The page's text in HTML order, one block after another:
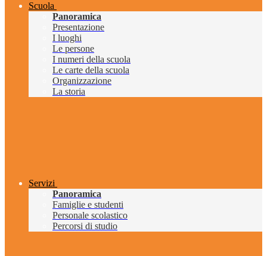
Scuola
Panoramica
Presentazione
I luoghi
Le persone
I numeri della scuola
Le carte della scuola
Organizzazione
La storia
Servizi
Panoramica
Famiglie e studenti
Personale scolastico
Percorsi di studio